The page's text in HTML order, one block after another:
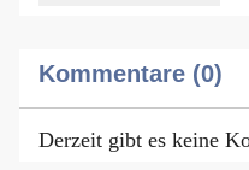
Kommentare (0)
Derzeit gibt es keine